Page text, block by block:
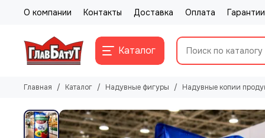
О компании Контакты Доставка Оплата Гарантии
Каталог
Главная Каталог Надувные фигуры Надувные копии